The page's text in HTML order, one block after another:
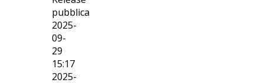
pubblica
2025-
09-
29
15:17
2025-